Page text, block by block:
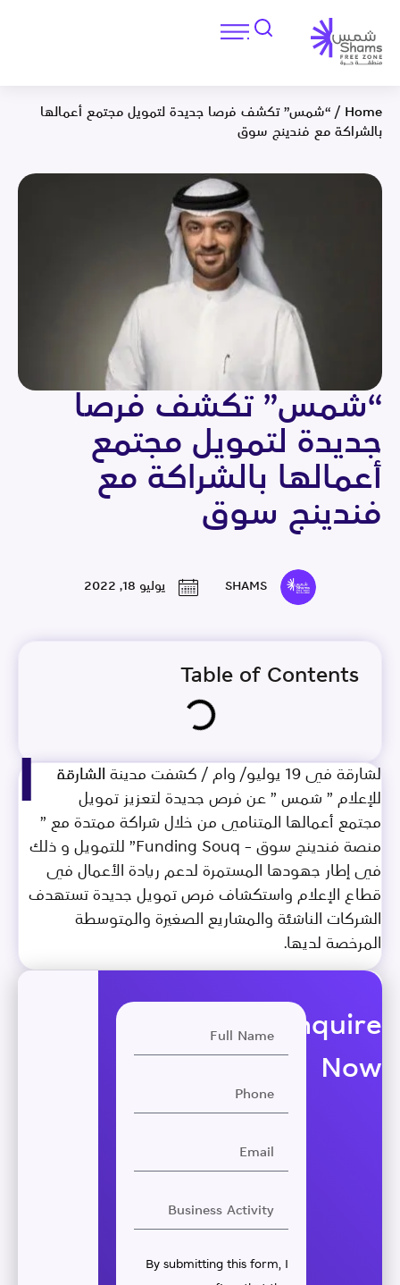
Home
/ “شمس” تكشف فرصا جديدة لتمويل مجتمع أعمالها
بالشراكة مع فندينج سوق
“شمس” تكشف فرصا
جديدة لتمويل مجتمع
أعمالها بالشراكة مع
فندينج سوق
SHAMS يوليو 18, 2022
Table of Contents
ا
لشارقة في 19 يوليو/ وام / كشفت مدينة الشارقة
للإعلام ” شمس ” عن فرص جديدة لتعزيز تمويل
مجتمع أعمالها المتنامي من خلال شراكة ممتدة مع ”
منصة فندينج سوق – Funding Souq” للتمويل و ذلك
في إطار جهودها المستمرة لدعم ريادة الأعمال في
قطاع الإعلام واستكشاف فرص تمويل جديدة تستهدف
الشركات الناشئة والمشاريع الصغيرة والمتوسطة
المرخصة لديها.
Enquire
Now
By submitting this form, I